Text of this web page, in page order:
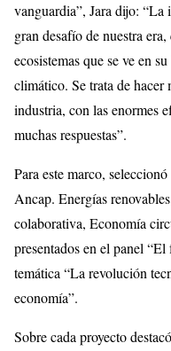
vanguardia”, Jara dijo: “La
gran desafío de nuestra
ecosistemas que se ve en
climático. Se trata de hacer
industria, con las enormes
muchas respuestas”.
Para este marco,
Ancap. Energías
colaborativa, Economía
presentados en el panel
temática “La revolución
economía”.
Sobre cada proyecto